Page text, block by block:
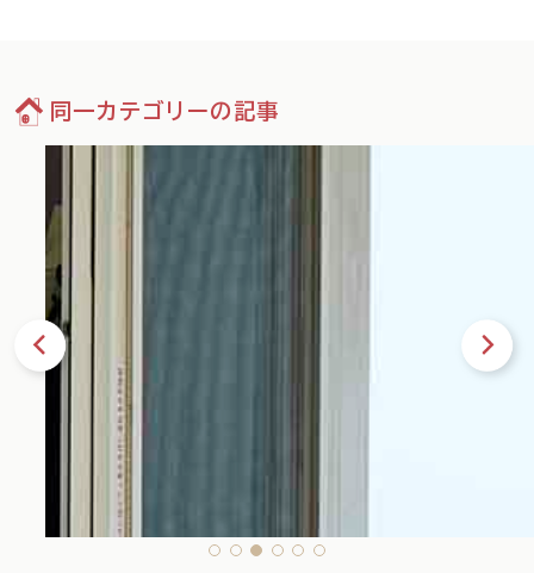
同一カテゴリーの記事